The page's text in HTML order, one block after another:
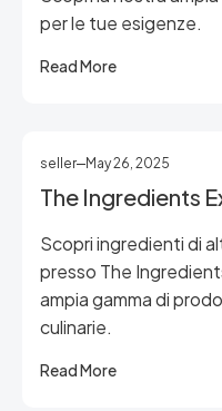
per le tue esigenze.
Read More
seller May 26, 2025
The Ingredients
Scopri ingredienti di
presso The
ampia gamma di
culinarie.
Read More